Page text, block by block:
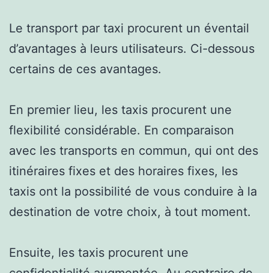
Le transport par taxi procurent un éventail
d’avantages à leurs utilisateurs. Ci-dessous
certains de ces avantages.
En premier lieu, les taxis procurent une
flexibilité considérable. En comparaison
avec les transports en commun, qui ont des
itinéraires fixes et des horaires fixes, les
taxis ont la possibilité de vous conduire à la
destination de votre choix, à tout moment.
Ensuite, les taxis procurent une